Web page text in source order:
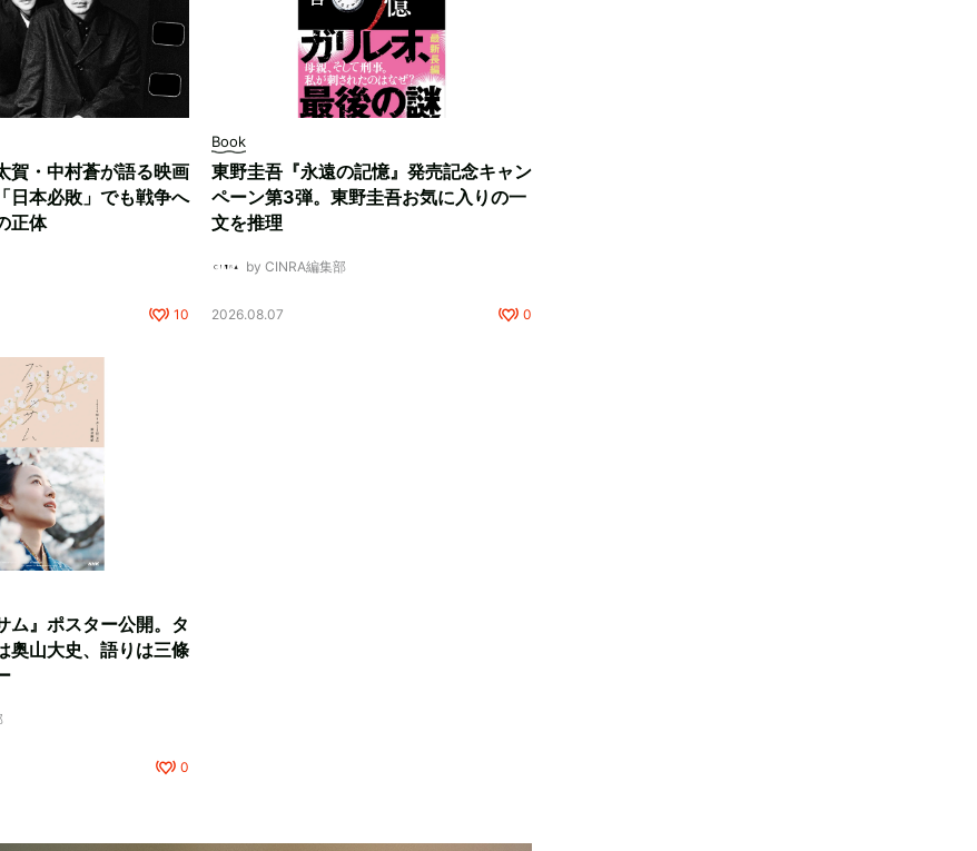
賀・中村蒼が語る映画
日本必敗」でも戦争へ
正体
10
Book
東野圭吾『永遠の記憶』発売記念キャン
ペーン第3弾。東野圭吾お気に入りの一
文を推理
by CINRA編集部
2026.08.07 0
ム』ポスター公開。タ
奥山大史、語りは三條
0